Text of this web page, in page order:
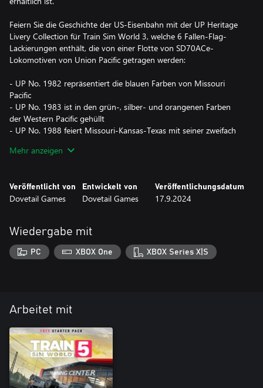
Feiern Sie die Geschichte der US-Eisenbahn mit der UP Heritage
Livery Collection für Train Sim World 3, welche 6 Fallen-Flag-
Lackierungen enthält, die von einer Flotte von SD70ACe-
Lokomotiven von Union Pacific getragen werden:
- UP No. 1982 repräsentiert die blauen Farben von Missouri
Pacific
- UP No. 1983 ist in den grün-, silber- und orangenen Farben
der Western Pacific gehüllt
- UP No. 1988 feiert Missouri-Kansas-Texas mit seiner zweifach
- UP No. 1989 erinnert an die legendäre D&RGW in gelb-grauer
hervor
- UP no. 1996 besticht durch die rot-orangenen „Daylight“-
Nutzen Sie diese Lackierungen in einer Auswahl von Szenarien
und vereinen Sie ihre Kräfte im Fahrplanmodus von Sherman Hill.
Mehr anzeigen
Veröffentlicht von
Dovetail Games
Entwickelt von
Dovetail Games
Veröffentlichungsdatum
17.9.2024
Wiedergabe mit
PC XBOX One XBOX Series X|S
Arbeitet mit